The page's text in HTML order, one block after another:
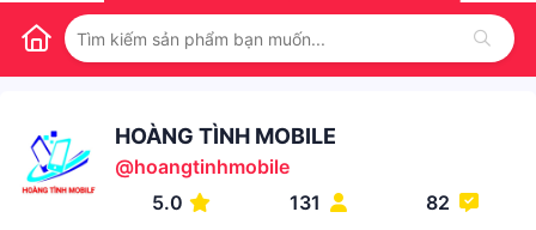
HOÀNG TÌNH MOBILE
@hoangtinhmobile
5.0
131 82